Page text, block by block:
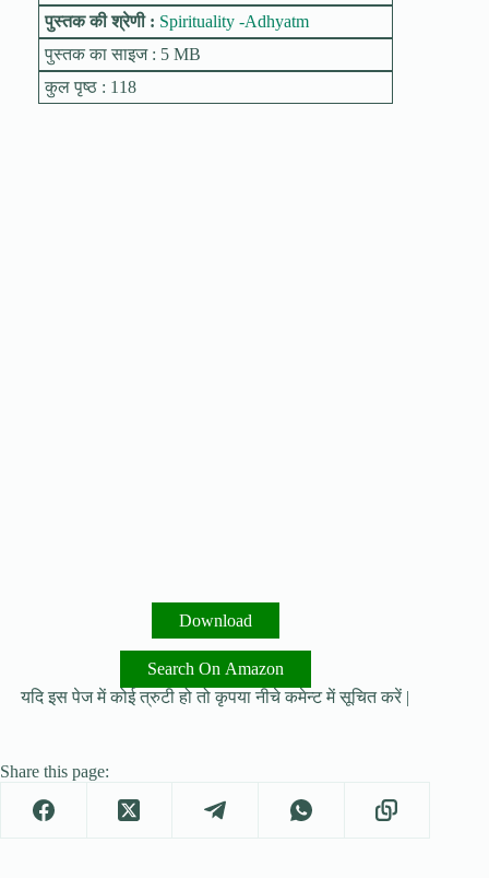
पुस्तक की श्रेणी : Spirituality -Adhyatm
पुस्तक का साइज : 5 MB
कुल पृष्ठ : 118
Download
Search On Amazon
यदि इस पेज में कोई त्रुटी हो तो कृपया नीचे कमेन्ट में सूचित करें |
Share this page: